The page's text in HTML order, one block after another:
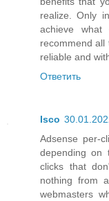
realize. Only
achieve
recommend all
reliable and
Ответить
Isco
Adsense per-
depending on
clicks that
nothing from
webmasters